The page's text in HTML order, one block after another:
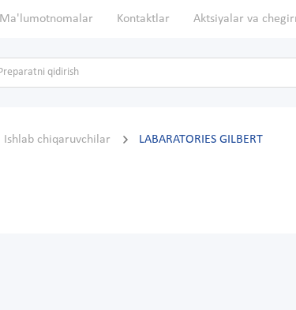
Ma'lumotnomalar Kontaktlar Aktsiyalar va
Ishlab chiqaruvchilar LABARATORIES GILBERT